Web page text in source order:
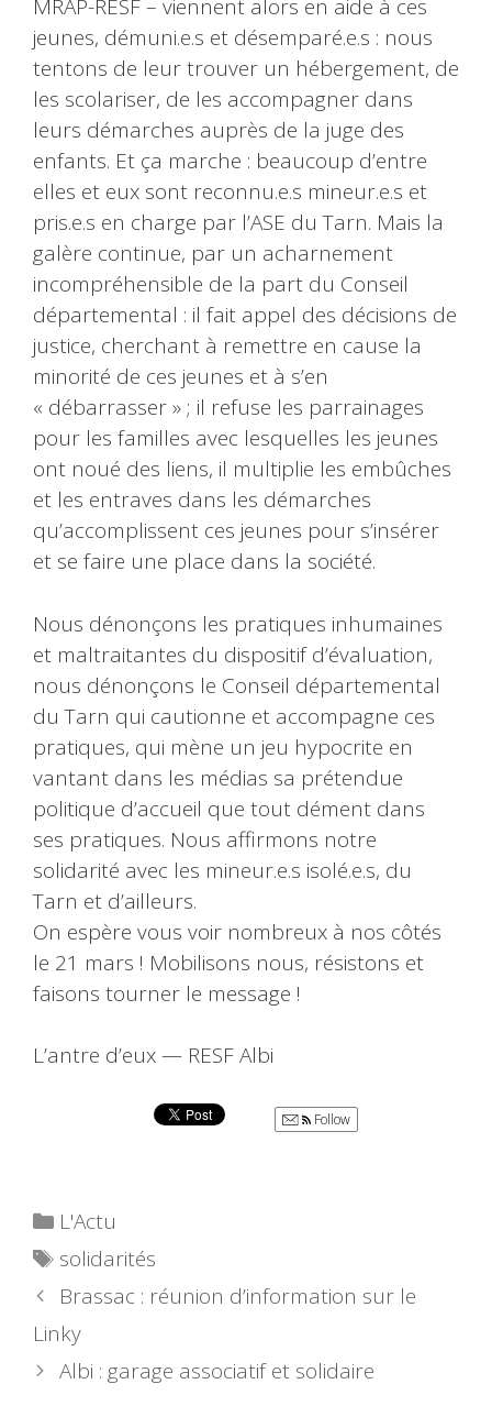
MRAP-RESF – viennent alors en aide à ces
jeunes, démuni.e.s et désemparé.e.s : nous
tentons de leur trouver un hébergement, de
les scolariser, de les accompagner dans
leurs démarches auprès de la juge des
enfants. Et ça marche : beaucoup d’entre
elles et eux sont reconnu.e.s mineur.e.s et
pris.e.s en charge par l’ASE du Tarn. Mais la
galère continue, par un acharnement
incompréhensible de la part du Conseil
départemental : il fait appel des décisions de
justice, cherchant à remettre en cause la
minorité de ces jeunes et à s’en
« débarrasser » ; il refuse les parrainages
pour les familles avec lesquelles les jeunes
ont noué des liens, il multiplie les embûches
et les entraves dans les démarches
qu’accomplissent ces jeunes pour s’insérer
et se faire une place dans la société.
Nous dénonçons les pratiques inhumaines
et maltraitantes du dispositif d’évaluation,
nous dénonçons le Conseil départemental
du Tarn qui cautionne et accompagne ces
pratiques, qui mène un jeu hypocrite en
vantant dans les médias sa prétendue
politique d’accueil que tout dément dans
ses pratiques. Nous affirmons notre
solidarité avec les mineur.e.s isolé.e.s, du
Tarn et d’ailleurs.
On espère vous voir nombreux à nos côtés
le 21 mars ! Mobilisons nous, résistons et
faisons tourner le message !
L’antre d’eux — RESF Albi
Follow
Catégories
L'Actu
Étiquettes
solidarités
Brassac : réunion d’information sur le
Linky
Albi : garage associatif et solidaire